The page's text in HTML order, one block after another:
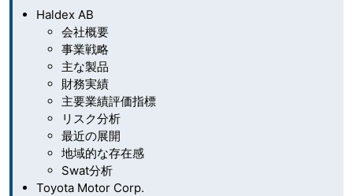
Haldex AB
会社概要
事業戦略
主な製品
財務実績
主要業績評価指標
リスク分析
最近の展開
地域的な存在感
Swat分析
Toyota Motor Corp.